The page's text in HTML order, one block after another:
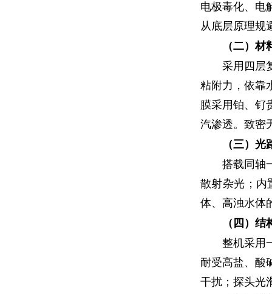
电极毒化、电
从底层原理规
（二）
采用四层
粘附力，依靠
膜采用铂、钌
汽渗透。致密
（三）
搭载同轴
散射杂光；内
体、高浊水体
（四）
整机采用
耐受高盐、酸
干扰；探头光